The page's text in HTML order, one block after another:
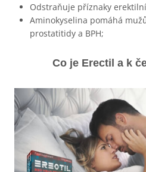
Odstraňuje příznaky
Aminokyselina pomáhá
prostatitidy a BPH;
Co je Erectil a k